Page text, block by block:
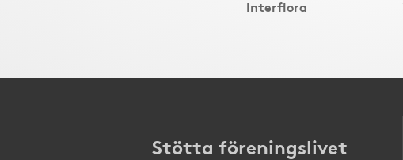
Interflora
Stötta föreningslivet